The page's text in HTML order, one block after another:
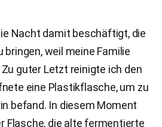
Nacht damit beschäftigt, die
bringen, weil meine Familie
guter Letzt reinigte ich den
eine Plastikflasche, um zu
befand. In diesem Moment
Flasche, die alte fermentierte